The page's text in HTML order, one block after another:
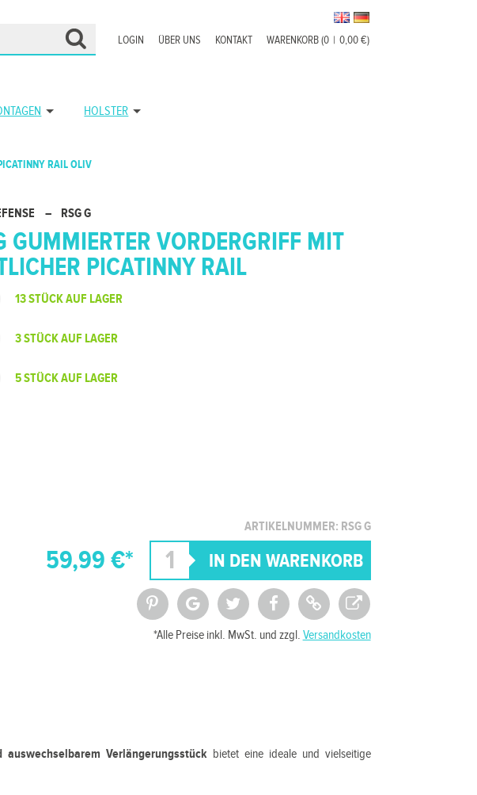
WARENKORB (0 | 0,00 €)
KONTAKT
ÜBER UNS
LOGIN
HOLSTER
RAIL OLIV
– RSG G
GUMMIERTER VORDERGRIFF MIT
PICATINNY RAIL
ARTIKELNUMMER: RSG G
13 STÜCK AUF LAGER
3 STÜCK AUF LAGER
5 STÜCK AUF LAGER
59,99 €*
*Alle Preise inkl. MwSt. und zzgl. Versandkosten
Verlängerungsstückbietet eine ideale und vielseitige